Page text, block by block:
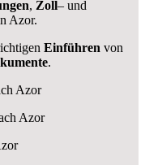
, Zoll– und
Azor.
Einführen von
.
Azor
Azor